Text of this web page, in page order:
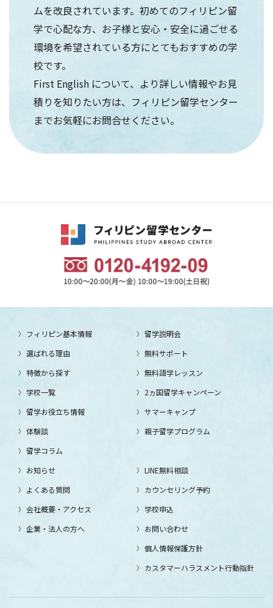
ムを改良されています。初めてのフィリピン留
学で心配な方、お子様と安心・安全に過ごせる
環境を希望されている方にとてもおすすめの学
校です。
First English について、より詳しい情報やお見
積りを知りたい方は、フィリピン留学センター
までお気軽にお問合せください。
フィリピン基本情報
選ばれる理由
特徴から探す
学校一覧
留学お役立ち情報
体験談
留学コラム
留学説明会
無料サポート
無料語学レッスン
2ヵ国留学キャンペーン
サマーキャンプ
親子留学プログラム
お知らせ
よくある質問
会社概要・アクセス
企業・法人の方へ
LINE無料相談
カウンセリング予約
学校申込
お問い合わせ
個人情報保護方針
カスタマーハラスメント行動指針